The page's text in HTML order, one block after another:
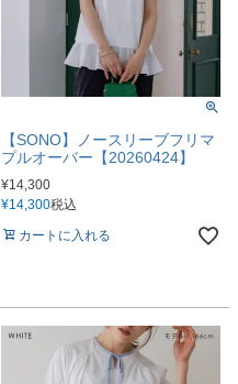
【SONO】ノースリーブフリマ
プルオーバー【20260424】
¥14,300
¥14,300税込
カートに入れる